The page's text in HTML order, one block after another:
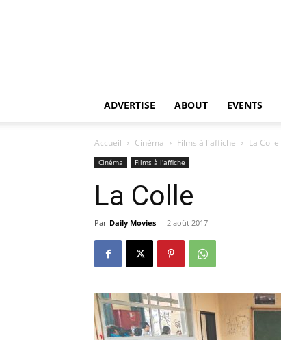
ADVERTISE ABOUT EVENTS
Accueil Cinéma Films à l'affiche La Colle
Cinéma Films à l'affiche
La Colle
Par Daily Movies - 2 août 2017